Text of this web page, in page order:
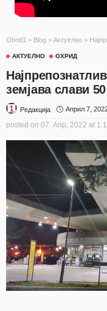
Ohrid1 > Blog > Актуелно >
АКТУЕЛНО ОХРИД
земјава слави
Редакција Април 7,
posted on 07. Апр, 2022 at